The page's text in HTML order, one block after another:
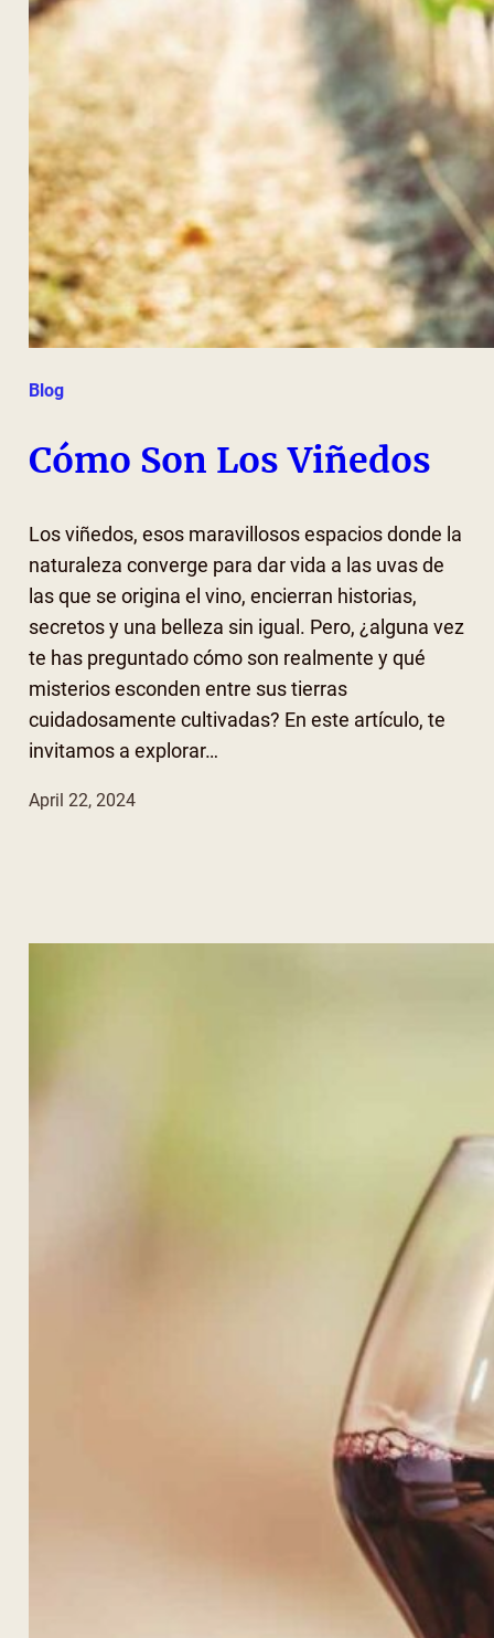
Blog
Cómo Son Los Viñedos
Los viñedos, esos maravillosos espacios donde la
naturaleza converge para dar vida a las uvas de
las que se origina el vino, encierran historias,
secretos y una belleza sin igual. Pero, ¿alguna vez
te has preguntado cómo son realmente y qué
misterios esconden entre sus tierras
cuidadosamente cultivadas? En este artículo, te
invitamos a explorar…
April 22, 2024